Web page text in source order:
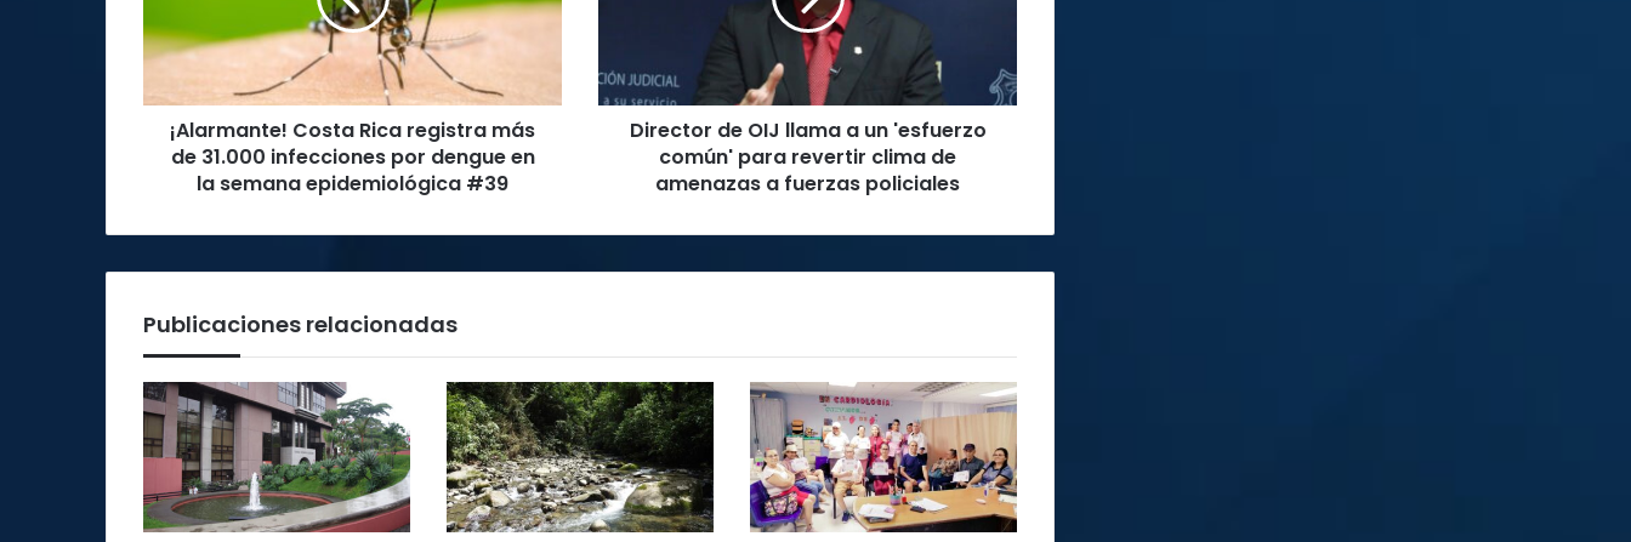
de
31.000
por
dengue
epidemiológica
¡Alarmante! Costa Rica registra más
de 31.000 infecciones por dengue en
la semana epidemiológica #39
común'
para
revertir
a
Director de OIJ llama a un 'esfuerzo
común' para revertir clima de
amenazas a fuerzas policiales
Publicaciones relacionadas